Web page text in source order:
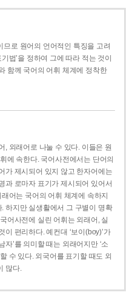
로 원어의 언어적인 특징을 고려
법’을 정하여 그에 따라 적는 것이
함께 국어의 어휘 체계에 정착한
, 외래어로 나눌 수 있다. 이들은 원
에 속한다. 국어사전에서는 단어의
가 제시되어 있지 않고 한자어에는
과 로마자 표기가 제시되어 있어서
어는 국어의 어휘 체계에 속하지
하지만 실생활에서 그 구별이 명확
어사전에 실린 어휘는 외래어, 실
편리하다. 예컨대 ‘보이(boy)’가
자’를 의미할 때는 외래어지만 ‘소
수 있다. 외국어를 표기할 때도 외
많다.